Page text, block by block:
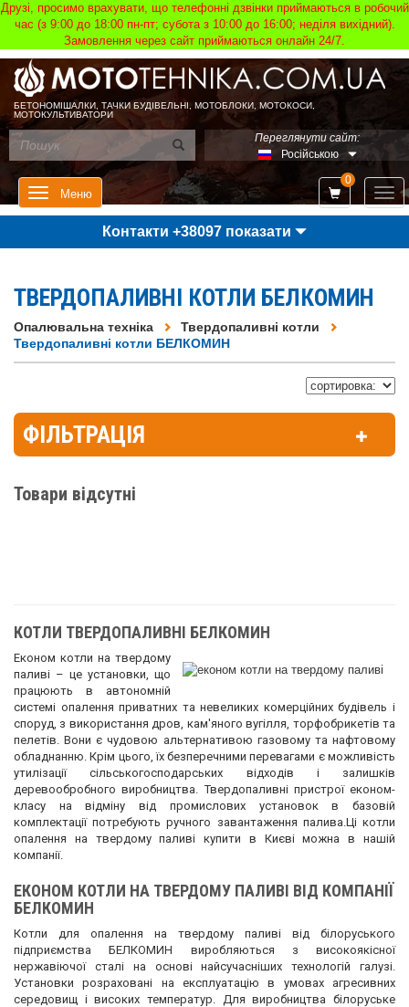
Друзі, просимо врахувати, що телефонні дзвінки приймаються в робочий
час (з 9:00 до 18:00 пн-пт; субота з 10:00 до 16:00; неділя вихідний).
Замовлення через сайт приймаються онлайн 24/7.
БЕТОНОМІШАЛКИ, ТАЧКИ БУДІВЕЛЬНІ, МОТОБЛОКИ, МОТОКОСИ,
МОТОКУЛЬТИВАТОРИ
Переглянути сайт:
Російською
Меню
0
Контакти +38097 показати
ТВЕРДОПАЛИВНІ КОТЛИ БЕЛКОМИН
Опалювальна техніка
Твердопаливні котли
Твердопаливні котли БЕЛКОМИН
ФІЛЬТРАЦІЯ
Товари відсутні
КОТЛИ ТВЕРДОПАЛИВНІ БЕЛКОМИН
Економ котли на твердому
паливі – це установки, що
працюють в автономній
системі опалення приватних та невеликих комерційних будівель і
споруд, з використання дров, кам'яного вугілля, торфобрикетів та
пелетів. Вони є чудовою альтернативою газовому та нафтовому
обладнанню. Крім цього, їх безперечними перевагами є можливість
утилізації сільськогосподарських відходів і залишків
деревообробного виробництва. Твердопаливні пристрої економ-
класу на відміну від промислових установок в базовій
комплектації потребують ручного завантаження палива.Ці котли
опалення на твердому паливі купити в Києві можна в нашій
компанії.
ЕКОНОМ КОТЛИ НА ТВЕРДОМУ ПАЛИВІ ВІД КОМПАНІЇ
БЕЛКОМИН
Котли для опалення на твердому паливі від білоруського
підприємства БЕЛКОМИН виробляються з високоякісної
нержавіючої сталі на основі найсучасніших технологій галузі.
Установки розраховані на експлуатацію в умовах агресивних
середовищ і високих температур. Для виробництва білоруське